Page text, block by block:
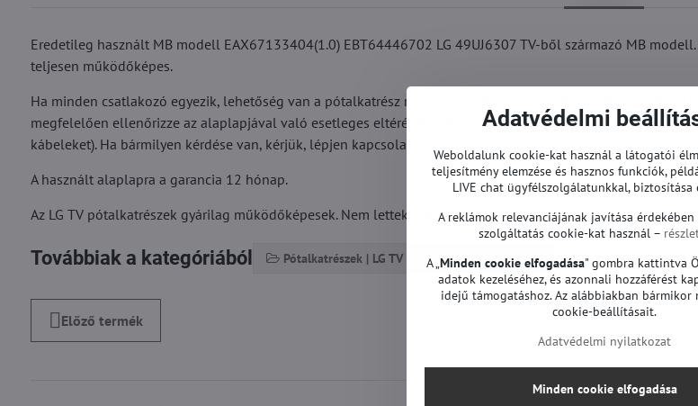
Eredetileg használt MB modell EAX67133404(1.0) EBT64446702 LG 49UJ6307 TV-ből származó MB
teljesen működőképes.
Ha minden csatlakozó egyezik, lehetőség van a pótalkatrész más modellekben való felhasználására.
megfelelően ellenőrizze az alaplapjával való esetleges eltéréseket (különösen a képernyő, tápegység stb.
kábeleket). Ha bármilyen kérdése van, kérjük, lépjen kapcsolatba velünk.
A használt alaplapra a garancia 12 hónap.
Az LG TV pótalkatrészek gyárilag működőképesek. Nem lettek szervizelve vagy javítva.
Továbbiak a kategóriából Pótalkatrészek | LG TV Alaplapok | LG TV
Előző termék
Adatvédelmi
Weboldalunk cookie-kat használ a látogatói
teljesítmény elemzése és hasznos funkciók,
LIVE chat ügyfélszolgálatunkkal, biztosítása
A reklámok relevanciájának javítása érdekében
szolgáltatás cookie-kat használ –
A „ Minden cookie elfogadása" gombra kattintva
adatok kezeléséhez, és azonnali hozzáférést
idejű támogatáshoz. Az alábbiakban bármikor
cookie-beállításait.
Adatvédelmi nyilatkozat
Minden cookie elfogadása